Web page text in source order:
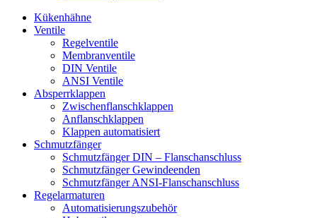
Kükenhähne
Ventile
Regelventile
Membranventile
DIN Ventile
ANSI Ventile
Absperrklappen
Zwischenflanschklappen
Anflanschklappen
Klappen automatisiert
Schmutzfänger
Schmutzfänger DIN – Flanschanschluss
Schmutzfänger Gewindeenden
Schmutzfänger ANSI-Flanschanschluss
Regelarmaturen
Automatisierungszubehör